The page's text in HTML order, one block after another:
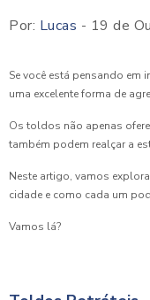
Por: Lucas - 19 de
Se você está pensando em
uma excelente forma de
Os toldos não apenas
também podem realçar a
Neste artigo, vamos
cidade e como cada um
Vamos lá?